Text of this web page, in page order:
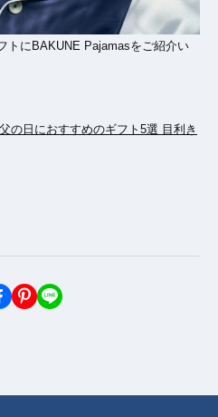
トにBAKUNE Pajamasをご紹介い
父の日におすすめのギフト5選 目利き